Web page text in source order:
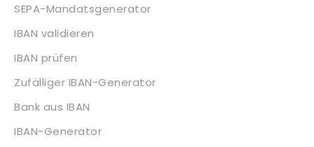
SEPA-Mandatsgenerator
IBAN validieren
IBAN prüfen
Zufälliger IBAN-Generator
Bank aus IBAN
IBAN-Generator